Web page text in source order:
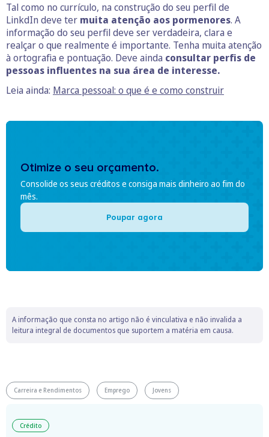
Tal como no currículo, na construção do seu perfil de
LinkdIn deve ter muita atenção aos pormenores. A
informação do seu perfil deve ser verdadeira, clara e
realçar o que realmente é importante. Tenha muita atenção
à ortografia e pontuação. Deve ainda consultar perfis de
pessoas influentes na sua área de interesse.
Leia ainda: Marca pessoal: o que é e como construir
Otimize o seu orçamento.
Consolide os seus créditos e consiga mais dinheiro ao fim do
mês.
Poupar agora
A informação que consta no artigo não é vinculativa e não invalida a
leitura integral de documentos que suportem a matéria em causa.
Carreira e Rendimentos Emprego Jovens
Crédito